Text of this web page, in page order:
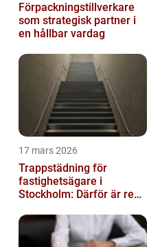
Förpackningstillverkare
som strategisk partner i
en hållbar vardag
17 mars 2026
Trappstädning för
fastighetsägare i
Stockholm: Därför är rena
investering